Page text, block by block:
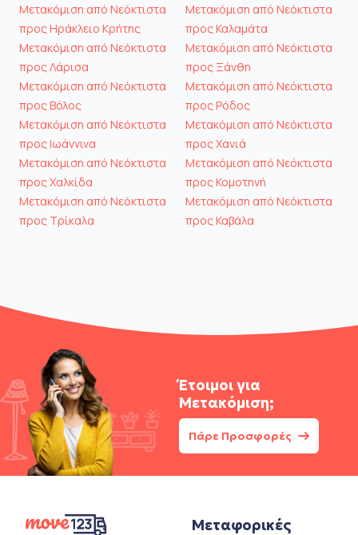
Μετακόμιση από Νεόκτιστα
προς Ηράκλειο Κρήτης
Μετακόμιση από Νεόκτιστα
προς Λάρισα
Μετακόμιση από Νεόκτιστα
προς Βόλος
Μετακόμιση από Νεόκτιστα
προς Ιωάννινα
Μετακόμιση από Νεόκτιστα
προς Χαλκίδα
Μετακόμιση από Νεόκτιστα
προς Τρίκαλα
Μετακόμιση από Νεόκτιστα
προς Καλαμάτα
Μετακόμιση από Νεόκτιστα
προς Ξάνθη
Μετακόμιση από Νεόκτιστα
προς Ρόδος
Μετακόμιση από Νεόκτιστα
προς Χανιά
Μετακόμιση από Νεόκτιστα
προς Κομοτηνή
Μετακόμιση από Νεόκτιστα
προς Καβάλα
Έτοιμοι για
Μετακόμιση;
Πάρε Προσφορές
Μεταφορικές